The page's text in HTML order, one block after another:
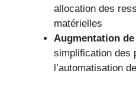
allocation des
matérielles
Augmentation
simplification des
l’automatisation